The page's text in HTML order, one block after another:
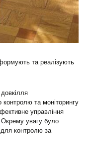
та реалізують
та моніторингу
управління
Окрему увагу було
для контролю за